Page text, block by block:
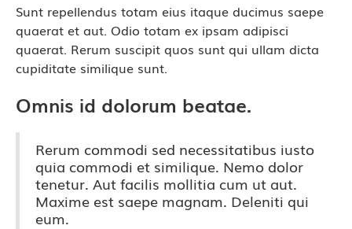
Sunt repellendus totam eius itaque ducimus saepe
quaerat et aut. Odio totam ex ipsam adipisci
quaerat. Rerum suscipit quos sunt qui ullam dicta
cupiditate similique sunt.
Omnis id dolorum beatae.
Rerum commodi sed necessitatibus iusto
quia commodi et similique. Nemo dolor
tenetur. Aut facilis mollitia cum ut aut.
Maxime est saepe magnam. Deleniti qui
eum.